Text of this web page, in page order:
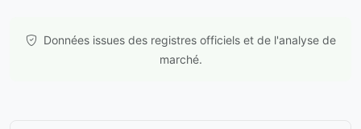
Données issues des registres officiels et de l'analyse de
marché.